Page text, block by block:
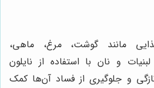
مانند گوشت، مرغ، ماهی،
و نان با استفاده از نایلون
و جلوگیری از فساد آن‌ها کمک